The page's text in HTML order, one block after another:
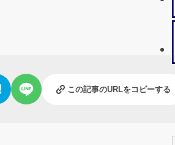
この記事のURLをコピーする